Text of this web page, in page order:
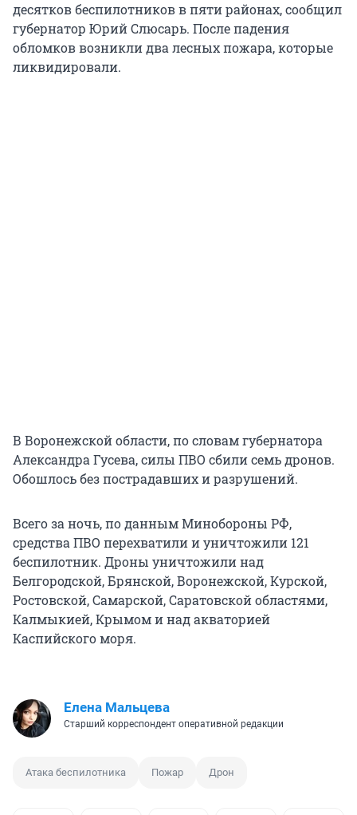
десятков беспилотников в пяти районах, сообщил
губернатор Юрий Слюсарь. После падения
обломков возникли два лесных пожара, которые
ликвидировали.
В Воронежской области, по словам губернатора
Александра Гусева, силы ПВО сбили семь дронов.
Обошлось без пострадавших и разрушений.
Всего за ночь, по данным Минобороны РФ,
средства ПВО перехватили и уничтожили 121
беспилотник. Дроны уничтожили над
Белгородской, Брянской, Воронежской, Курской,
Ростовской, Самарской, Саратовской областями,
Калмыкией, Крымом и над акваторией
Каспийского моря.
Елена Мальцева
Старший корреспондент оперативной редакции
Атака беспилотника Пожар Дрон